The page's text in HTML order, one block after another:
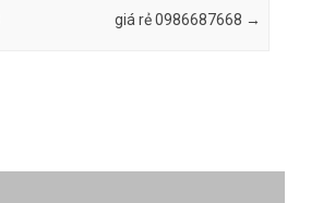
giá rẻ 0986687668 →